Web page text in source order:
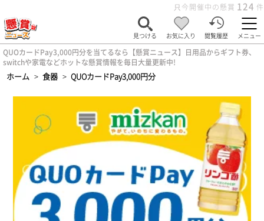
只今開催中の懸賞 124 件
見つける お気に入り 閲覧履歴 メニュー
QUOカードPay3,000円分を当てるなら【懸賞ニュース】日用品からギフト券、
switchや家電などホットな懸賞情報を毎日大量更新中!
ホーム > 食器 > QUOカードPay3,000円分